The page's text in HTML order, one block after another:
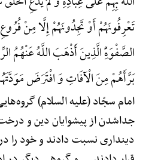
تَعْرِفُونَهُمْ أَوْ تَجِدُونَهُمْ إِلَّا مِنْ فُرُوعِ
الصَّفْوَهًِْ الَّذِینَ أَذْهَبَ اللَّهُ
بَرَّأَهُمْ مِنَ الْآفَاتِ وَ افْتَرَضَ
امام سجّاد (علیه السلام)
جداشدن از پیشوایان دین و
دینداری نسبت دادند و خود را